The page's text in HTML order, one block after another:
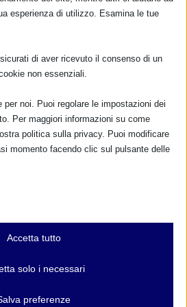
esperienza di utilizzo. Esamina le tue
di aver ricevuto il consenso di un
non essenziali.
per noi. Puoi regolare le impostazioni dei
Per maggiori informazioni su come
politica sulla privacy. Puoi modificare
momento facendo clic sul pulsante delle
abilitano le funzioni di base e sono
consenso dell'utente secondo il GDPR.
Accetta tutto
solo i necessari
preferenze